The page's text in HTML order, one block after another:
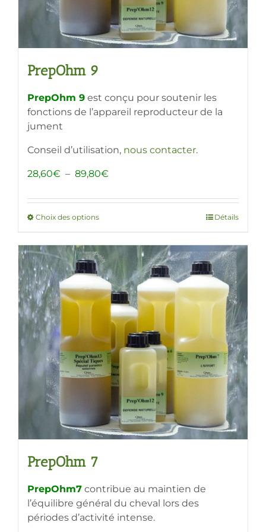
produit
PrepOhm 9
PrepOhm 9 est conçu pour soutenir les
fonctions de l’appareil reproducteur de la
jument
Conseil d’utilisation, nous contacter.
28,60€ – 89,80€
prix :
89,80€
Choix des optionsCe
a
plusieurs
variations.
Les
options
peuvent
être
choisies
sur
la
page
produit
Détails
PrepOhm 7
PrepOhm7 contribue au maintien de
l’équilibre général du cheval lors des
périodes d’activité intense.